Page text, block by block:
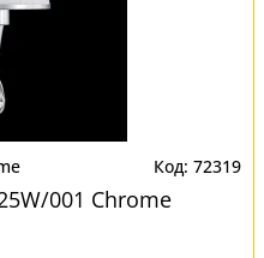
72319
001 Chrome